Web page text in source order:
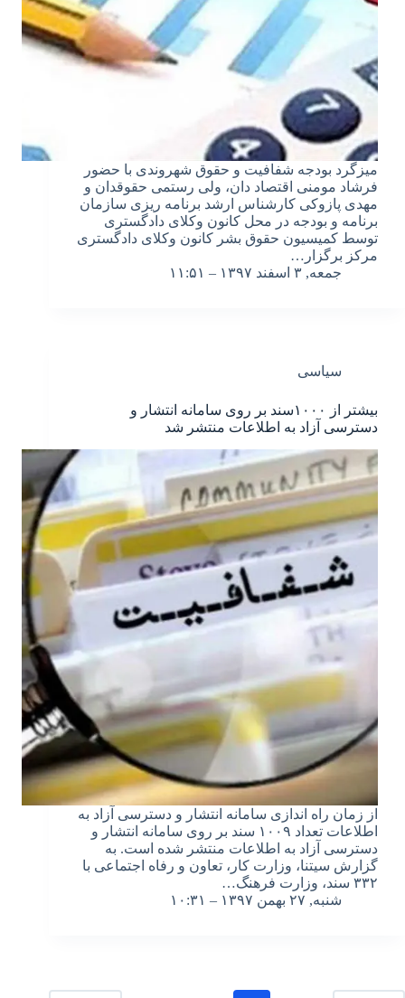
میزگرد بودجه شفافیت و حقوق شهروندی با حضور
فرشاد مومنی اقتصاد دان، ولی رستمی حقوقدان و
مهدی پازوکی کارشناس ارشد برنامه ریزی سازمان
برنامه و بودجه در محل کانون وکلای دادگستری
توسط کمیسیون حقوق بشر کانون وکلای دادگستری
مرکز برگزار…
جمعه, ۳ اسفند ۱۳۹۷ – ۱۱:۵۱
سیاسی
بیشتر از ۱۰۰۰سند بر روی سامانه انتشار و
دسترسی آزاد به اطلاعات منتشر شد
از زمان راه اندازی سامانه انتشار و دسترسی آزاد به
اطلاعات تعداد ۱۰۰۹ سند بر روی سامانه انتشار و
دسترسی آزاد به اطلاعات منتشر شده است. به
گزارش سیتنا، وزارت کار، تعاون و رفاه اجتماعی با
۳۳۲ سند، وزارت فرهنگ…
شنبه, ۲۷ بهمن ۱۳۹۷ – ۱۰:۳۱